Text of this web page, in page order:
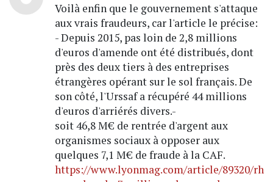
Voilà enfin que le gouvernement s'attaque
aux vrais fraudeurs, car l'article le précise:
- Depuis 2015, pas loin de 2,8 millions
d'euros d'amende ont été distribués, dont
près des deux tiers à des entreprises
étrangères opérant sur le sol français. De
son côté, l'Urssaf a récupéré 44 millions
d'euros d'arriérés divers.-
soit 46,8 M€ de rentrée d'argent aux
organismes sociaux à opposer aux
quelques 7,1 M€ de fraude à la CAF.
https://www.lyonmag.com/article/89320/rh